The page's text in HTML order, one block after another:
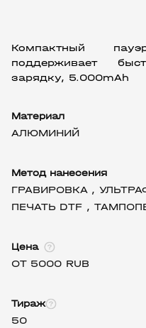
Компактный
поддерживает
зарядку, 5.000mAh
Материал
АЛЮМИНИЙ
Метод нанесения
ГРАВИРОВКА ,
ПЕЧАТЬ DTF ,
Цена
ОТ 5000 RUB
Тираж
50